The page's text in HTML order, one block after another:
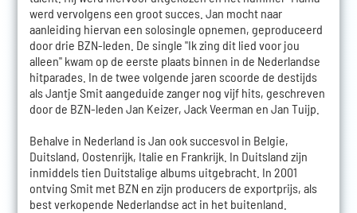
werd vervolgens een groot succes. Jan mocht naar
aanleiding hiervan een solosingle opnemen, geproduceerd
door drie BZN-leden. De single "Ik zing dit lied voor jou
alleen" kwam op de eerste plaats binnen in de Nederlandse
hitparades. In de twee volgende jaren scoorde de destijds
als Jantje Smit aangeduide zanger nog vijf hits, geschreven
door de BZN-leden Jan Keizer, Jack Veerman en Jan Tuijp.
Behalve in Nederland is Jan ook succesvol in Belgie,
Duitsland, Oostenrijk, Italie en Frankrijk. In Duitsland zijn
inmiddels tien Duitstalige albums uitgebracht. In 2001
ontving Smit met BZN en zijn producers de exportprijs, als
best verkopende Nederlandse act in het buitenland.